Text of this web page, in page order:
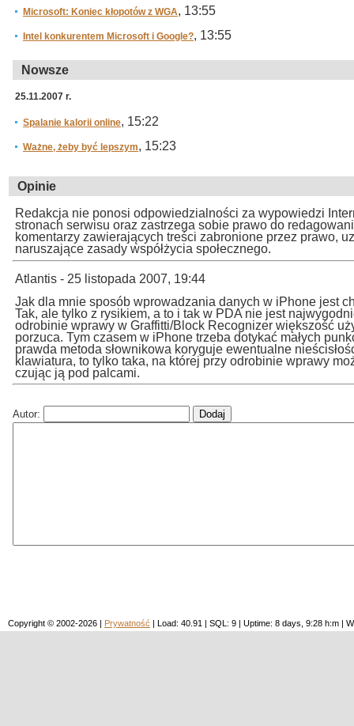
Microsoft: Koniec kłopotów z WGA, 13:55
Intel konkurentem Microsoft i Google?, 13:55
Nowsze
25.11.2007 r.
Spalanie kalorii online, 15:22
Ważne, żeby być lepszym, 15:23
Opinie
Redakcja nie ponosi odpowiedzialności za wypowiedzi
stronach serwisu oraz zastrzega sobie prawo do
komentarzy zawierających treści zabronione przez prawo,
naruszające zasady współżycia społecznego.
Atlantis - 25 listopada 2007, 19:44
Jak dla mnie sposób wprowadzania danych w iPhone jest
Tak, ale tylko z rysikiem, a to i tak w PDA nie jest
odrobinie wprawy w Graffitti/Block Recognizer większość
porzuca. Tym czasem w iPhone trzeba dotykać małych
prawda metoda słownikowa koryguje ewentualne
klawiatura, to tylko taka, na której przy odrobinie wprawy
czując ją pod palcami.
Autor:
Copyright © 2002-2026 | Prywatność | Load: 40.91 | SQL: 9 | Uptime: 8 days, 9:28 h:m |